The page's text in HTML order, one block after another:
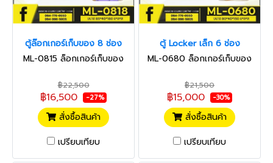
ตู้ล๊อกเกอร์เก็บของ 8 ช่อง
ML-0815 ล็อกเกอร์เก็บของ
฿22,500
฿16,500 -27%
สั่งซื้อสินค้า
เปรียบเทียบ
ตู้ Locker เล็ก 6 ช่อง
ML-0680 ล็อกเกอร์เก็บของ
฿21,500
฿15,000 -30%
สั่งซื้อสินค้า
เปรียบเทียบ